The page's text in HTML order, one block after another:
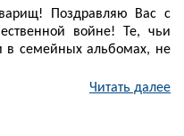
Поздравляю Вас с
войне! Те, чьи
в семейных альбомах, не
Читать далее